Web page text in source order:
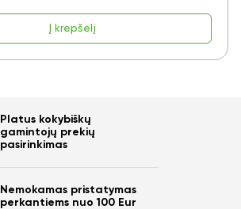
Į krepšelį
Platus kokybiškų
gamintojų prekių
pasirinkimas
Nemokamas pristatymas
perkantiems nuo 100 Eur